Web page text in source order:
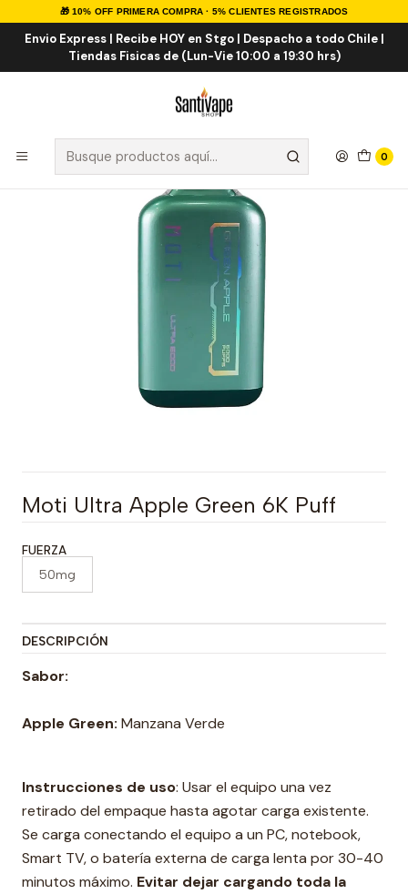
🎁 10% OFF PRIMERA COMPRA · 5% CLIENTES REGISTRADOS
Envio Express | Recibe HOY en Stgo | Despacho a todo Chile |
Tiendas Fisicas de (Lun-Vie 10:00 a 19:30 hrs)
0
Inicio VAPE DESECHABLES VAPE FRUTALES
Moti Ultra Apple Green 6K Puff
Moti Ultra Apple Green 6K Puff
FUERZA
50mg
DESCRIPCIÓN
Sabor:
Apple Green: Manzana Verde
Instrucciones de uso: Usar el equipo una vez
retirado del empaque hasta agotar carga existente.
Se carga conectando el equipo a un PC, notebook,
Smart TV, o batería externa de carga lenta por 30-40
minutos máximo. Evitar dejar cargando toda la